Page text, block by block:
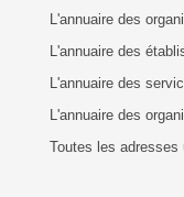
L'annuaire des
L'annuaire des
L'annuaire des
L'annuaire des
Toutes les adresses